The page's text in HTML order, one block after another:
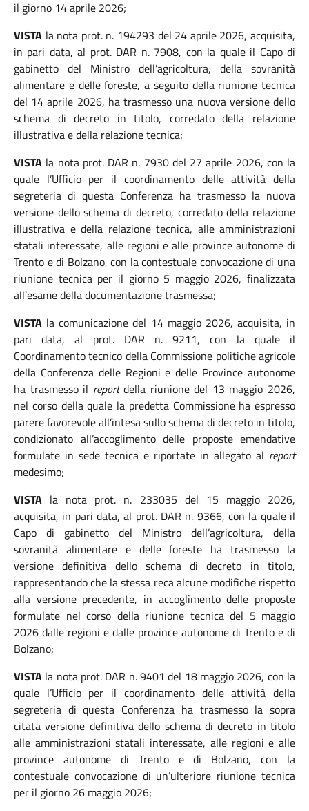
il giorno 14 aprile 2026;
VISTA la nota prot. n. 194293 del 24 aprile 2026, acquisita,
in pari data, al prot. DAR n. 7908, con la quale il Capo di
gabinetto del Ministro dell’agricoltura, della sovranità
alimentare e delle foreste, a seguito della riunione tecnica
del 14 aprile 2026, ha trasmesso una nuova versione dello
schema di decreto in titolo, corredato della relazione
illustrativa e della relazione tecnica;
VISTA la nota prot. DAR n. 7930 del 27 aprile 2026, con la
quale l’Ufficio per il coordinamento delle attività della
segreteria di questa Conferenza ha trasmesso la nuova
versione dello schema di decreto, corredato della relazione
illustrativa e della relazione tecnica, alle amministrazioni
statali interessate, alle regioni e alle province autonome di
Trento e di Bolzano, con la contestuale convocazione di una
riunione tecnica per il giorno 5 maggio 2026, finalizzata
all’esame della documentazione trasmessa;
VISTA la comunicazione del 14 maggio 2026, acquisita, in
pari data, al prot. DAR n. 9211, con la quale il
Coordinamento tecnico della Commissione politiche agricole
della Conferenza delle Regioni e delle Province autonome
ha trasmesso il reportdella riunione del 13 maggio 2026,
nel corso della quale la predetta Commissione ha espresso
parere favorevole all’intesa sullo schema di decreto in titolo,
condizionato all’accoglimento delle proposte emendative
formulate in sede tecnica e riportate in allegato al report
medesimo;
VISTA la nota prot. n. 233035 del 15 maggio 2026,
acquisita, in pari data, al prot. DAR n. 9366, con la quale il
Capo di gabinetto del Ministro dell’agricoltura, della
sovranità alimentare e delle foreste ha trasmesso la
versione definitiva dello schema di decreto in titolo,
rappresentando che la stessa reca alcune modifiche rispetto
alla versione precedente, in accoglimento delle proposte
formulate nel corso della riunione tecnica del 5 maggio
2026 dalle regioni e dalle province autonome di Trento e di
Bolzano;
VISTA la nota prot. DAR n. 9401 del 18 maggio 2026, con la
quale l’Ufficio per il coordinamento delle attività della
segreteria di questa Conferenza ha trasmesso la sopra
citata versione definitiva dello schema di decreto in titolo
alle amministrazioni statali interessate, alle regioni e alle
province autonome di Trento e di Bolzano, con la
contestuale convocazione di un’ulteriore riunione tecnica
per il giorno 26 maggio 2026;